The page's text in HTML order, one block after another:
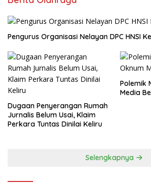
Pengurus Organisasi Nelayan DPC HNSI
Dugaan Penyerangan Rumah
Jurnalis Belum Usai, Klaim
Perkara Tuntas Dinilai Keliru
Polemik
Media
Selengkapnya